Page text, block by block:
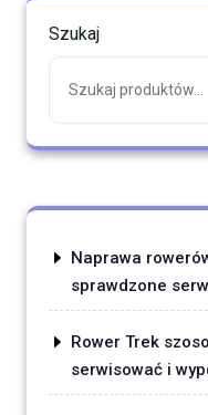
Szukaj
Naprawa
sprawdzone
Rower Trek
serwisować i